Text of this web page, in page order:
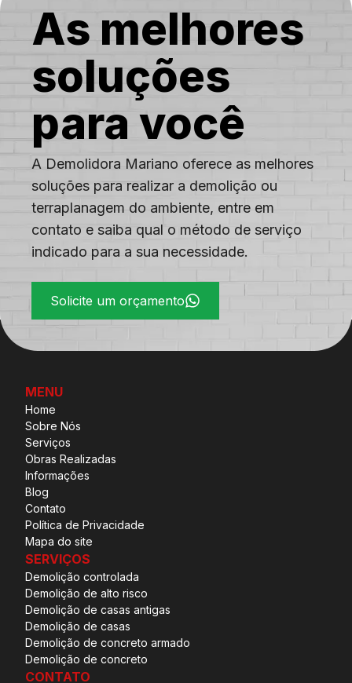
Cordovil
Barros
As melhores
soluções
para você
A Demolidora Mariano oferece as melhores
soluções para realizar a demolição ou
terraplanagem do ambiente, entre em
contato e saiba qual o método de serviço
indicado para a sua necessidade.
Solicite um orçamento
MENU
Home
Sobre Nós
Serviços
Obras Realizadas
Informações
Blog
Contato
Política de Privacidade
Mapa do site
SERVIÇOS
Demolição controlada
Demolição de alto risco
Demolição de casas antigas
Demolição de casas
Demolição de concreto armado
Demolição de concreto
CONTATO